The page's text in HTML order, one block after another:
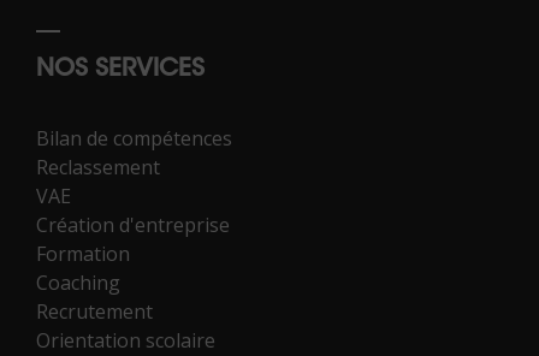
NOS SERVICES
Bilan de compétences
Reclassement
VAE
Création d'entreprise
Formation
Coaching
Recrutement
Orientation scolaire